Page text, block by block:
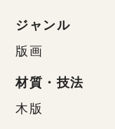
ジャンル
版画
材質・技法
木版